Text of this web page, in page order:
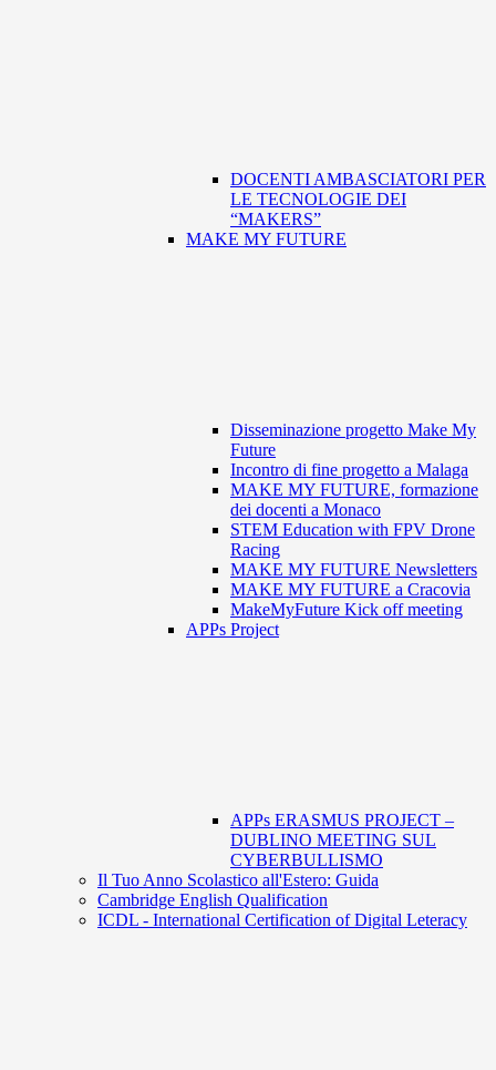
DOCENTI AMBASCIATORI PER
LE TECNOLOGIE DEI
“MAKERS”
MAKE MY FUTURE
Disseminazione progetto Make My
Future
Incontro di fine progetto a Malaga
MAKE MY FUTURE, formazione
dei docenti a Monaco
STEM Education with FPV Drone
Racing
MAKE MY FUTURE Newsletters
MAKE MY FUTURE a Cracovia
MakeMyFuture Kick off meeting
APPs Project
APPs ERASMUS PROJECT –
DUBLINO MEETING SUL
CYBERBULLISMO
Il Tuo Anno Scolastico all'Estero: Guida
Cambridge English Qualification
ICDL - International Certification of Digital Leteracy